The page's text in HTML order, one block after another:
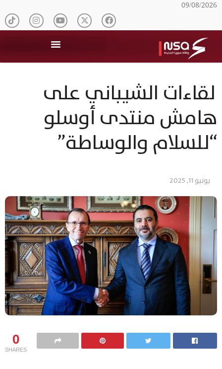
09/08/2026
لقاءات الشيباني على
هامش منتدى أوسلو
“للسلام والوساطة”
يونيو 11, 2025
0
SHARES